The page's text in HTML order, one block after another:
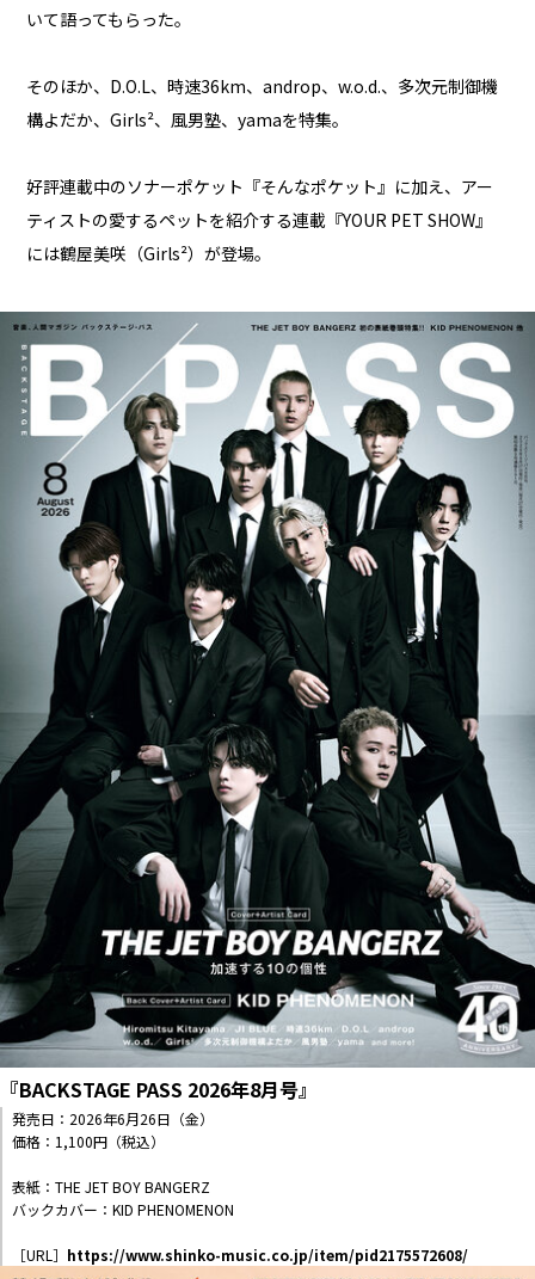
いて語ってもらった。
そのほか、D.O.L、時速36km、androp、w.o.d.、多次元制御機
構よだか、Girls²、風男塾、yamaを特集。
好評連載中のソナーポケット『そんなポケット』に加え、アー
ティストの愛するペットを紹介する連載『YOUR PET SHOW』
には鶴屋美咲（Girls²）が登場。
『BACKSTAGE PASS 2026年8月号』
発売日：2026年6月26日（金）
価格：1,100円（税込）
表紙：THE JET BOY BANGERZ
バックカバー：KID PHENOMENON
［URL］ https://www.shinko-music.co.jp/item/pid2175572608/